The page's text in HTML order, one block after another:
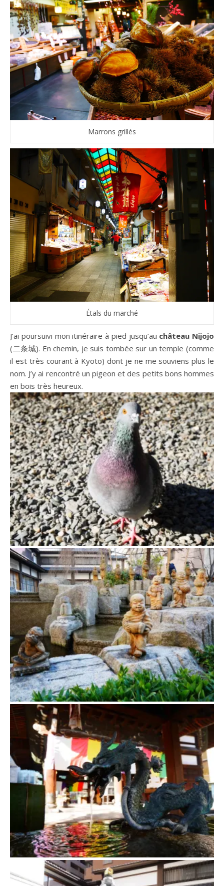
Marrons grillés
Étals du marché
J’ai poursuivi mon itinéraire à pied jusqu’au château Nijojo
(二条城). En chemin, je suis tombée sur un temple (comme
il est très courant à Kyoto) dont je ne me souviens plus le
nom. J’y ai rencontré un pigeon et des petits bons hommes
en bois très heureux.